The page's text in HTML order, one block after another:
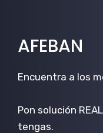
AFEBAN
Encuentra a los
Pon solución
tengas.